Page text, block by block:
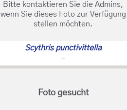
Bitte kontaktieren Sie die Admins,
wenn Sie dieses Foto zur Verfügung
stellen möchten.
Scythris punctivittella
-
Foto gesucht